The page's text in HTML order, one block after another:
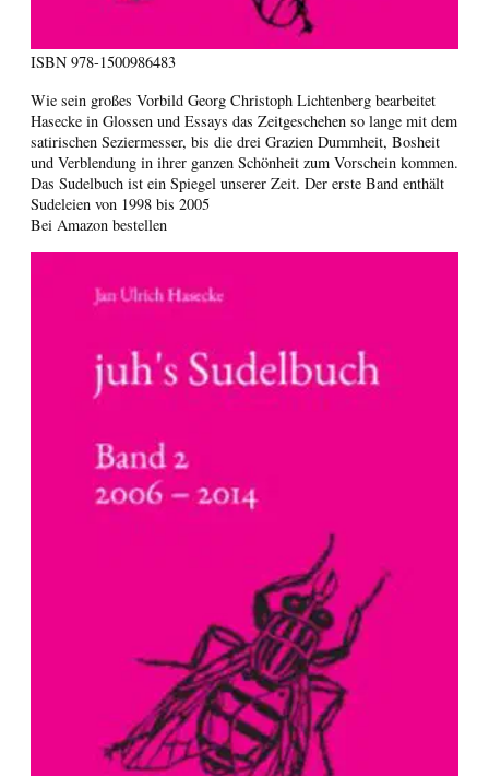
ISBN 978-1500986483
Wie sein großes Vorbild Georg Christoph Lichtenberg bearbeitet
Hasecke in Glossen und Essays das Zeitgeschehen so lange mit dem
satirischen Seziermesser, bis die drei Grazien Dummheit, Bosheit
und Verblendung in ihrer ganzen Schönheit zum Vorschein kommen.
Das Sudelbuch ist ein Spiegel unserer Zeit. Der erste Band enthält
Sudeleien von 1998 bis 2005
Bei Amazon bestellen